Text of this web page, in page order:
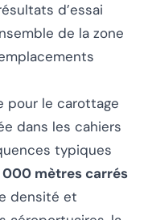
d’essai
de la zone
pour le carottage
dans les cahiers
typiques
000 mètres carrés
densité et